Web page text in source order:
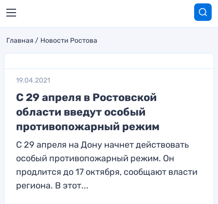
Главная Новости Ростова
19.04.2021
С 29 апреля в Ростовской
области введут особый
противопожарный режим
С 29 апреля на Дону начнет действовать
особый противопожарный режим. Он
продлится до 17 октября, сообщают власти
региона. В этот...